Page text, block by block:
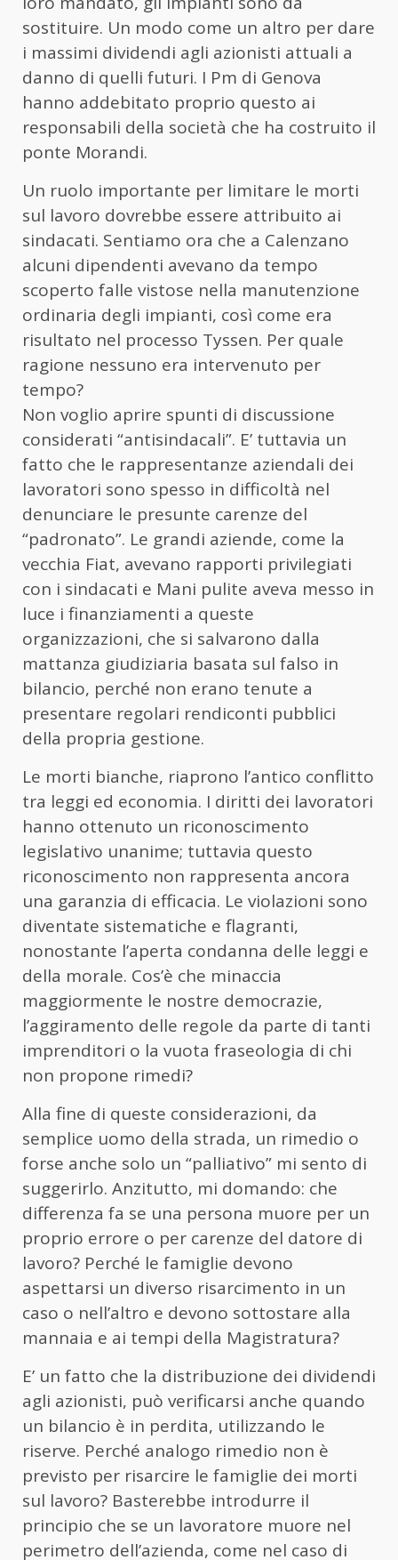
sostituire. Un modo come un altro per dare
i massimi dividendi agli azionisti attuali a
danno di quelli futuri. I Pm di Genova
hanno addebitato proprio questo ai
responsabili della società che ha costruito il
ponte Morandi.
Un ruolo importante per limitare le morti
sul lavoro dovrebbe essere attribuito ai
sindacati. Sentiamo ora che a Calenzano
alcuni dipendenti avevano da tempo
scoperto falle vistose nella manutenzione
ordinaria degli impianti, così come era
risultato nel processo Tyssen. Per quale
ragione nessuno era intervenuto per
tempo?
Non voglio aprire spunti di discussione
considerati “antisindacali”. E’ tuttavia un
fatto che le rappresentanze aziendali dei
lavoratori sono spesso in difficoltà nel
denunciare le presunte carenze del
“padronato”. Le grandi aziende, come la
vecchia Fiat, avevano rapporti privilegiati
con i sindacati e Mani pulite aveva messo in
luce i finanziamenti a queste
organizzazioni, che si salvarono dalla
mattanza giudiziaria basata sul falso in
bilancio, perché non erano tenute a
presentare regolari rendiconti pubblici
della propria gestione.
Le morti bianche, riaprono l’antico conflitto
tra leggi ed economia. I diritti dei lavoratori
hanno ottenuto un riconoscimento
legislativo unanime; tuttavia questo
riconoscimento non rappresenta ancora
una garanzia di efficacia. Le violazioni sono
diventate sistematiche e flagranti,
nonostante l’aperta condanna delle leggi e
della morale. Cos’è che minaccia
maggiormente le nostre democrazie,
l’aggiramento delle regole da parte di tanti
imprenditori o la vuota fraseologia di chi
non propone rimedi?
Alla fine di queste considerazioni, da
semplice uomo della strada, un rimedio o
forse anche solo un “palliativo” mi sento di
suggerirlo. Anzitutto, mi domando: che
differenza fa se una persona muore per un
proprio errore o per carenze del datore di
lavoro? Perché le famiglie devono
aspettarsi un diverso risarcimento in un
caso o nell’altro e devono sottostare alla
mannaia e ai tempi della Magistratura?
E’ un fatto che la distribuzione dei dividendi
agli azionisti, può verificarsi anche quando
un bilancio è in perdita, utilizzando le
riserve. Perché analogo rimedio non è
previsto per risarcire le famiglie dei morti
sul lavoro? Basterebbe introdurre il
principio che se un lavoratore muore nel
perimetro dell’azienda, come nel caso di